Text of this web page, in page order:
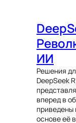
ИИ
Решения
DeepSeek
вперед в
приведены
основе её